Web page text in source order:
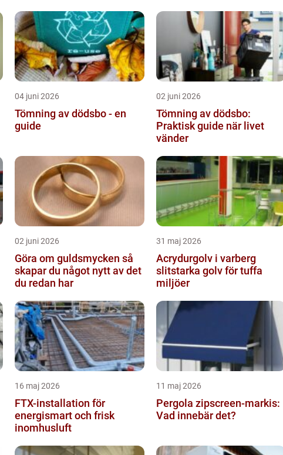
04 juni 2026
Tömning av dödsbo - en
guide
02 juni 2026
Tömning av dödsbo:
Praktisk guide när livet
vänder
02 juni 2026
Göra om guldsmycken så
skapar du något nytt av det
du redan har
31 maj 2026
Acrydurgolv i varberg
slitstarka golv för tuffa
miljöer
16 maj 2026
FTX-installation för
energismart och frisk
inomhusluft
11 maj 2026
Pergola zipscreen-markis:
Vad innebär det?